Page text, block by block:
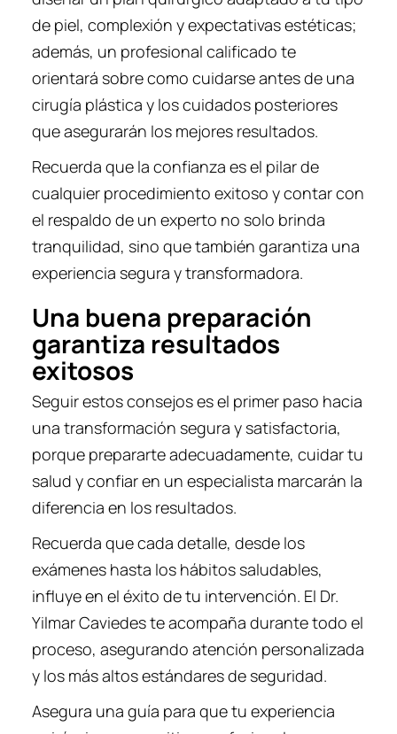
de piel, complexión y expectativas estéticas;
además, un profesional calificado te
orientará sobre como cuidarse antes de una
cirugía plástica y los cuidados posteriores
que asegurarán los mejores resultados.
Recuerda que la confianza es el pilar de
cualquier procedimiento exitoso y contar con
el respaldo de un experto no solo brinda
tranquilidad, sino que también garantiza una
experiencia segura y transformadora.
Una buena preparación
garantiza resultados
exitosos
Seguir estos consejos es el primer paso hacia
una transformación segura y satisfactoria,
porque prepararte adecuadamente, cuidar tu
salud y confiar en un especialista marcarán la
diferencia en los resultados.
Recuerda que cada detalle, desde los
exámenes hasta los hábitos saludables,
influye en el éxito de tu intervención. El Dr.
Yilmar Caviedes te acompaña durante todo el
proceso, asegurando atención personalizada
y los más altos estándares de seguridad.
Asegura una guía para que tu experiencia